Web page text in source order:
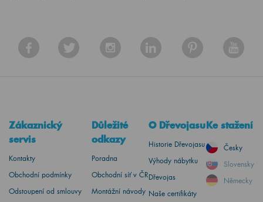
Zákaznický
servis
Kontakty
Obchodní podmínky
Odstoupení od smlouvy
Důležité
odkazy
Poradna
Obchodní síť v ČR
Montážní návody
O Dřevojasu
Historie Dřevojasu
Výhody nábytku
Dřevojas
Naše certifikáty
Ke stažení
Česky
Slovensky
Německy